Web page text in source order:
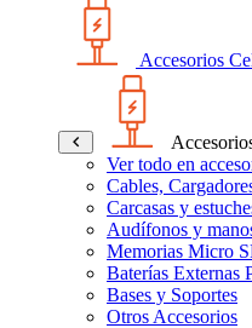
Accesorios
Ver todo en
Cables,
Carcasas y
Audífonos y
Memorias Micro
Baterías Externas
Bases y Soportes
Otros Accesorios